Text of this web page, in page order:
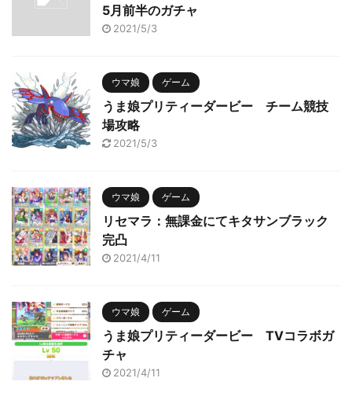
5月前半のガチャ
2021/5/3
ウマ娘 ゲーム
うま娘プリティーダービー チーム競技
場攻略
2021/5/3
ウマ娘 ゲーム
リセマラ：無課金にてキタサンブラック
完凸
2021/4/11
ウマ娘 ゲーム
うま娘プリティーダービー TVコラボガ
チャ
2021/4/11